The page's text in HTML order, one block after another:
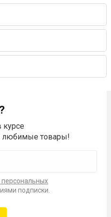
курсе
любимые товары!
персональных
подписки.